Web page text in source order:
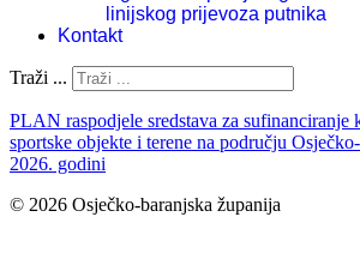
linijskog prijevoza putnika
Kontakt
Traži ...
PLAN raspodjele sredstava za sufinanciranje
sportske objekte i terene na području
2026. godini
© 2026 Osječko-baranjska županija